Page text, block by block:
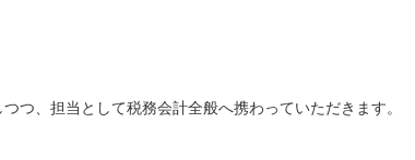
つ、担当として税務会計全般へ携わっていただきます。